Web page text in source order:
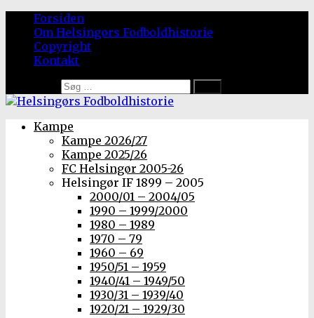
Forsiden
Om Helsingørs Fodboldhistorie
Copyright
Kontakt
Kampe
Kampe 2026/27
Kampe 2025/26
FC Helsingør 2005-26
Helsingør IF 1899 – 2005
2000/01 – 2004/05
1990 – 1999/2000
1980 – 1989
1970 – 79
1960 – 69
1950/51 – 1959
1940/41 – 1949/50
1930/31 – 1939/40
1920/21 – 1929/30